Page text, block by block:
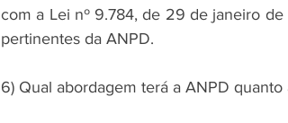
com a Lei nº 9.784, de 29 de janeiro
pertinentes da ANPD.
6) Qual abordagem terá a ANPD